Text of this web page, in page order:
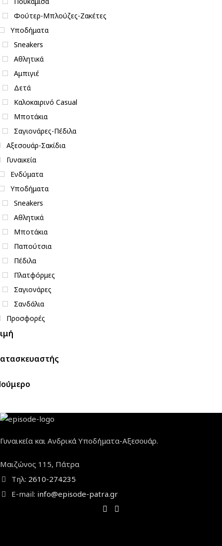
Φούτερ-Μπλούζες-Ζακέτες
Υποδήματα
Sneakers
Αθλητικά
Αμπιγιέ
Δετά
Καλοκαιρινό Casual
Μποτάκια
Σαγιονάρες-Πέδιλα
Αξεσουάρ-Σακίδια
Γυναικεία
Ενδύματα
Υποδήματα
Sneakers
Αθλητικά
Μποτάκια
Παπούτσια
Πέδιλα
Πλατφόρμες
Σαγιονάρες
Σανδάλια
Προσφορές
Γυναικεία και Ανδρικά Υποδήματα-Αξεσουάρ.
Μαιζώνος 115, Πάτρα
Τηλ: 2610-274235
E-mail: info@episode-patra.gr